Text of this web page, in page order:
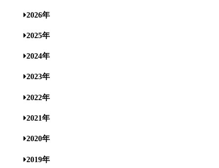
2026年
2025年
2024年
2023年
2022年
2021年
2020年
2019年